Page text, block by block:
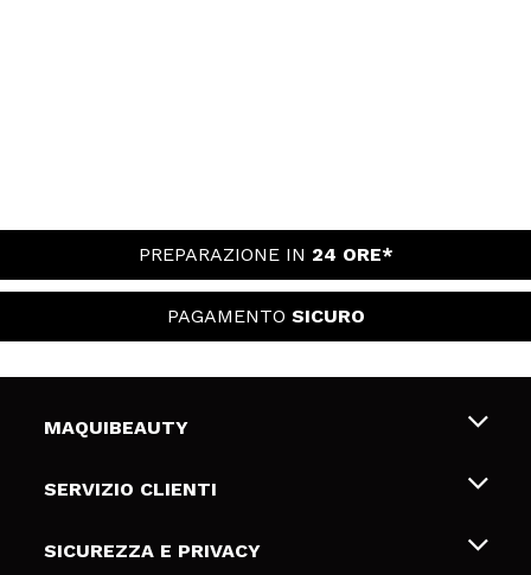
PREPARAZIONE IN 24 ORE*
PAGAMENTO SICURO
MAQUIBEAUTY
Chi siamo
Gift Cards
SERVIZIO CLIENTI
Spedizioni & Resi
SICUREZZA E PRIVACY